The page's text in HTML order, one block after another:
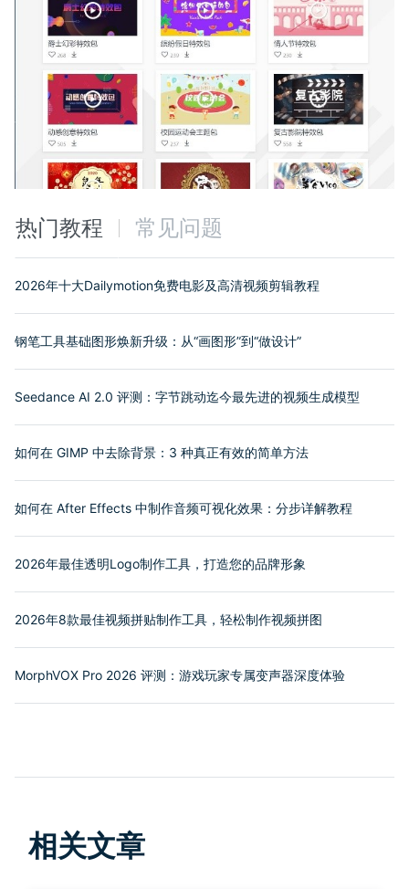
热门教程 常见问题
2026年十大Dailymotion免费电影及高清视频剪辑教程
钢笔工具基础图形焕新升级：从“画图形”到“做设计”
Seedance AI 2.0 评测：字节跳动迄今最先进的视频生成模型
如何在 GIMP 中去除背景：3 种真正有效的简单方法
如何在 After Effects 中制作音频可视化效果：分步详解教程
2026年最佳透明Logo制作工具，打造您的品牌形象
2026年8款最佳视频拼贴制作工具，轻松制作视频拼图
MorphVOX Pro 2026 评测：游戏玩家专属变声器深度体验
相关文章